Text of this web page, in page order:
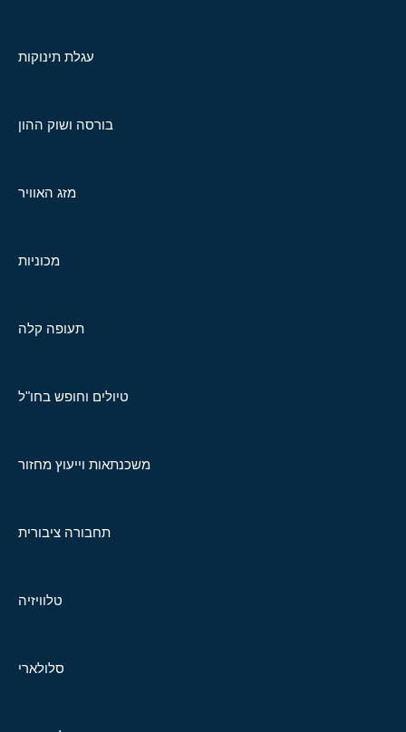
עגלת תינוקות
בורסה ושוק ההון
מזג האוויר
מכוניות
תעופה קלה
טיולים וחופש בחו"ל
משכנתאות וייעוץ מחזור
תחבורה ציבורית
טלוויזיה
סלולארי